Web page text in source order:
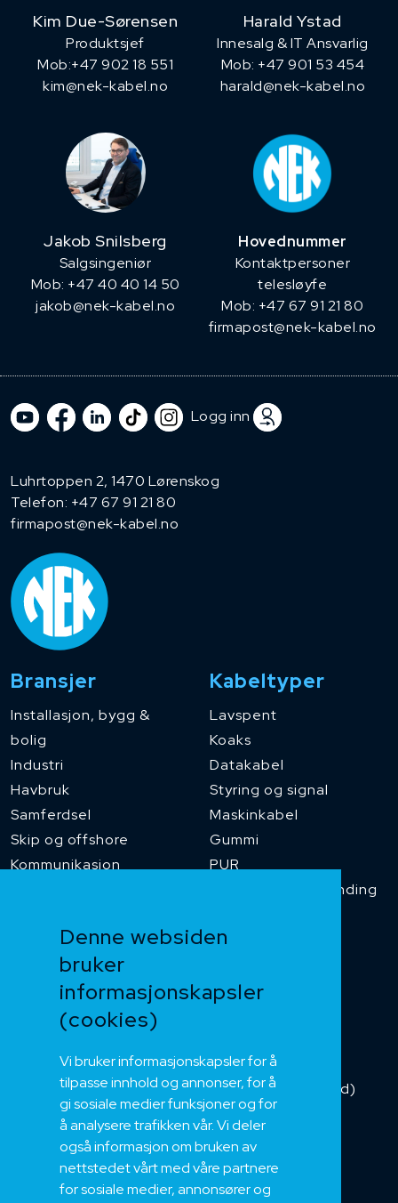
Denne websiden
bruker
informasjonskapsler
(cookies)
Vi bruker informasjonskapsler for å
tilpasse innhold og annonser, for å
gi sosiale medier funksjoner og for
å analysere trafikken vår. Vi deler
også informasjon om bruken av
nettstedet vårt med våre partnere
for sosiale medier, annonsører og
Kim Due-Sørensen
Produktsjef
​Mob:+47 902 18 551
kim@nek-kabel.no
Harald Ystad
Innesalg & IT Ansvarlig
Mob: +47 901 53 454
harald@nek-kabel.no
Jakob Snilsberg
​Salgsingeniør
Mob: +47 40 40 14 50
jakob@nek-kabel.no
Hovednummer
Kontaktpersoner
telesløyfe
Mob: +47 67 91 21 80
firmapost@nek-kabel.no
Logg inn
Luhrtoppen 2, 1470 Lørenskog
Telefon: +47 67 91 21 80
firmapost@nek-kabel.no
Bransjer
Installasjon, bygg &
bolig
Industri
Havbruk
Samferdsel
Skip og offshore
Kommunikasjon
Kabeltyper
Lavspent
Koaks
Datakabel
Styring og signal
Maskinkabel
Gummi
PUR
Temperaturbestanding
Heis og kran
Kategorikabel
Installasjonskabel
Kombikabel (Hybrid)
DNV sertifisert
Tilbehør
Om oss